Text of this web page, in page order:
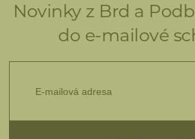
Novinky z Brd a
do e-mailové